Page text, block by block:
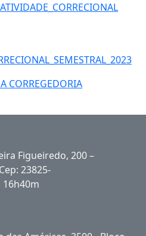
CORREGEDORIA
Figueiredo, 200 –
23825-